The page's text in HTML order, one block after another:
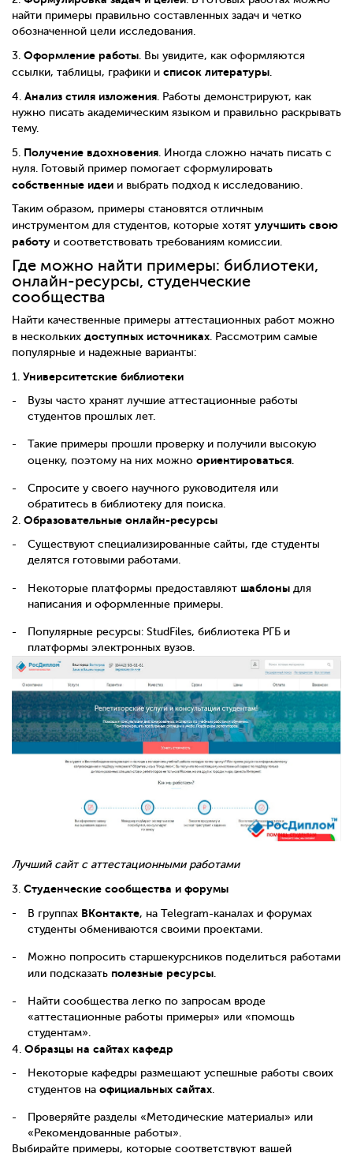
найти примеры правильно составленных задач и четко
обозначенной цели исследования.
3. Оформление работы . Вы увидите, как оформляются
ссылки, таблицы, графики и список литературы
4. Анализ стиля изложения . Работы демонстрируют, как
нужно писать академическим языком и правильно раскрывать
тему.
5. Получение вдохновения . Иногда сложно начать писать с
нуля. Готовый пример помогает сформулировать
собственные идеи и выбрать подход к исследованию.
Таким образом, примеры становятся отличным
инструментом для студентов, которые хотят улучшить свою
работу и соответствовать требованиям комиссии.
Где можно найти примеры: библиотеки,
онлайн-ресурсы, студенческие
сообщества
Найти качественные примеры аттестационных работ можно
в нескольких доступных источниках. Рассмотрим самые
популярные и надежные варианты:
1. Университетские библиотеки
Вузы часто хранят лучшие аттестационные работы
студентов прошлых лет.
Такие примеры прошли проверку и получили высокую
оценку, поэтому на них можно ориентироваться.
Спросите у своего научного руководителя или
обратитесь в библиотеку для поиска.
2. Образовательные онлайн-ресурсы
Существуют специализированные сайты, где студенты
делятся готовыми работами.
Некоторые платформы предоставляют шаблоны для
написания и оформленные примеры.
Популярные ресурсы: StudFiles, библиотека РГБ и
платформы электронных вузов.
Лучший сайт с аттестационными работами
3. Студенческие сообщества и форумы
В группах ВКонтакте, на Telegram-каналах и форумах
студенты обмениваются своими проектами.
Можно попросить старшекурсников поделиться работами
или подсказать полезные ресурсы.
Найти сообщества легко по запросам вроде
«аттестационные работы примеры» или «помощь
студентам».
4. Образцы на сайтах кафедр
Некоторые кафедры размещают успешные работы своих
студентов на официальных сайтах.
Проверяйте разделы «Методические материалы» или
«Рекомендованные работы».
Выбирайте примеры, которые соответствуют вашей